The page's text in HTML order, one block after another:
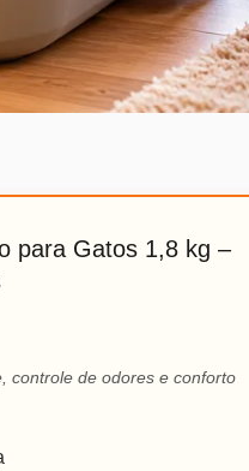
para Gatos 1,8 kg –
controle de odores e conforto